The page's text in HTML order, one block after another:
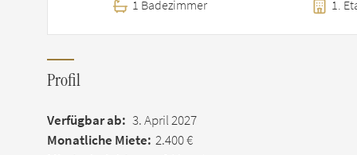
1 Badezimmer 1.
Profil
Verfügbar ab: 3. April 2027
Monatliche Miete: 2.400 €